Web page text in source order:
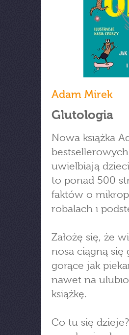
Adam Mirek
Glutologia
Nowa książka
bestsellerowych
uwielbiają
to ponad 500
faktów o
robalach i
Założę się, że
nosa ciągną się
gorące jak
nawet na
książkę.
Co tu się